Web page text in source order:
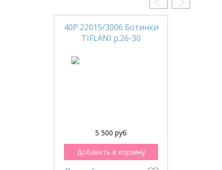
40Р 22015/3006 Ботинки
TIFLANI р.26-30
5 500 руб
Добавить в корзину